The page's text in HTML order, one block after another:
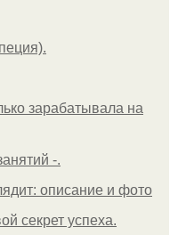
зарабатывала на
-.
описание и фото
секрет успеха.